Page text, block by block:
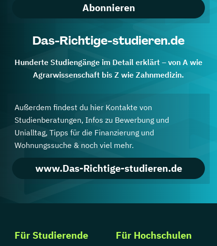
Abonnieren
Das-Richtige-studieren.de
Hunderte Studiengänge im Detail erklärt – von A wie
Agrarwissenschaft bis Z wie Zahnmedizin.
Außerdem findest du hier Kontakte von
Studienberatungen, Infos zu Bewerbung und
Unialltag, Tipps für die Finanzierung und
Wohnungssuche & noch viel mehr.
www.Das-Richtige-studieren.de
Für Studierende Für Hochschulen